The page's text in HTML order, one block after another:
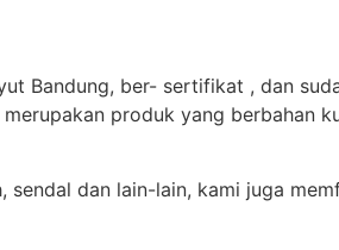
Bandung, ber- sertifikat , dan
produk yang berbahan
sendal dan lain-lain, kami juga